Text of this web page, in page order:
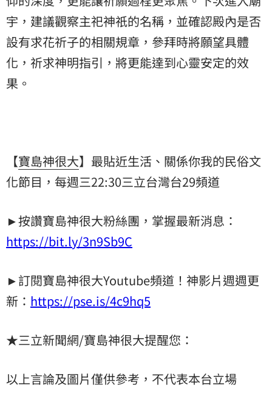
宇，建議觀察主祀神祇的名稱，並確認殿內是否
設有求花祈子的相關規章，參拜時將願望具體
化，祈求神明指引，將更能達到心靈安定的效
果。
【寶島神很大】最貼近生活、關係你我的民俗文
化節目，每週三22:30三立台灣台29頻道
►按讚寶島神很大粉絲團，掌握最新消息：
https://bit.ly/3n9Sb9C
►訂閱寶島神很大Youtube頻道！神影片週週更
新： https://pse.is/4c9hq5
★三立新聞網/寶島神很大提醒您：
以上言論及圖片僅供參考，不代表本台立場